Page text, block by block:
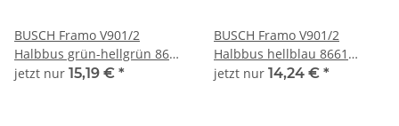
BUSCH Framo V901/2
Halbbus grün-hellgrün 8664
Automodell 1:120
jetzt nur 15,19 € *
BUSCH Framo V901/2
Halbbus hellblau 8661
Automodell 1:120
jetzt nur 14,24 € *